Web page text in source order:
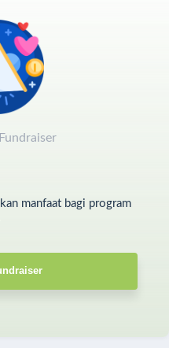
bisa terus berkarya.
bagi Guru Wiwi.
beliau
tetap mengajar
manfaat bagi program